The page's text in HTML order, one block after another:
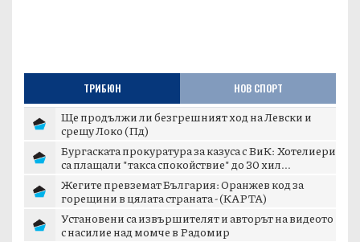
ТРИБЮН НОВ СПОРТ
Ще продължи ли безгрешният ход на Левски и
срещу Локо (Пд)
Бургаската прокуратура за казуса с ВиК: Хотелиери
са плащали "такса спокойствие" до 30 хил...
Жегите превземат България: Оранжев код за
горещини в цялата страната - (КАРТА)
Установени са извършителят и авторът на видеото
с насилие над момче в Радомир